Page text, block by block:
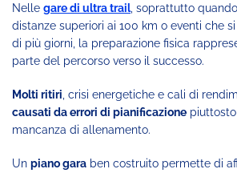
Nelle gare di ultra trail, soprattutto
distanze superiori ai 100 km o eventi che
di più giorni, la preparazione fisica
parte del percorso verso il successo.
Molti ritiri , crisi energetiche e cali di
causati da errori di pianificazione
mancanza di allenamento.
Un piano gara ben costruito permette di